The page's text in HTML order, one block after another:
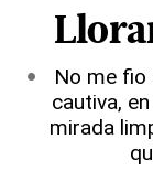
No me fio
cautiva,
mirada